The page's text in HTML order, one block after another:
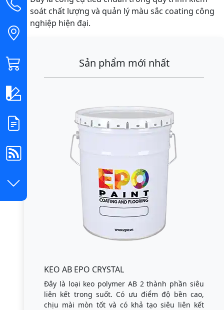
soát chất lượng và quản lý màu sắc coating công
nghiệp hiện đại.
Sản phẩm mới nhất
KEO AB EPO CRYSTAL
Đây là loại keo polymer AB 2 thành phần siêu
liên kết trong suốt. Có ưu điểm độ bền cao,
chịu mài mòn tốt và có khả tạo siêu liên kết